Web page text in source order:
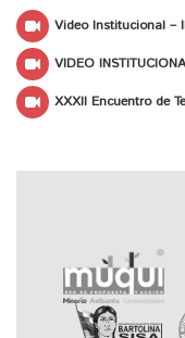
Video Institucional –
VIDEO
XXXII Encuentro de